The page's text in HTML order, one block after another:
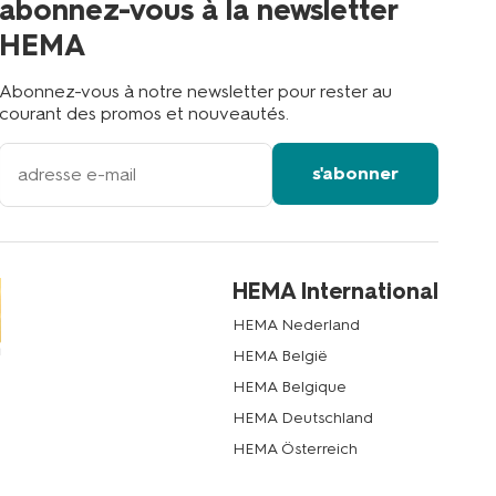
?
abonnez-vous à la newsletter
HEMA
Abonnez-vous à notre newsletter pour rester au
courant des promos et nouveautés.
votre
adresse
s'abonner
HEMA International
HEMA Nederland
HEMA België
HEMA Belgique
HEMA Deutschland
HEMA Österreich